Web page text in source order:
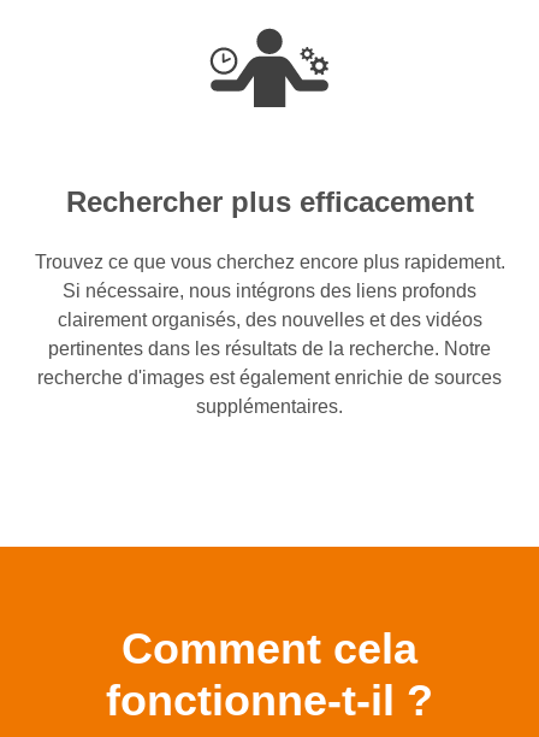
Rechercher plus efficacement
Trouvez ce que vous cherchez encore plus rapidement.
Si nécessaire, nous intégrons des liens profonds
clairement organisés, des nouvelles et des vidéos
pertinentes dans les résultats de la recherche. Notre
recherche d'images est également enrichie de sources
supplémentaires.
Comment cela
fonctionne-t-il ?